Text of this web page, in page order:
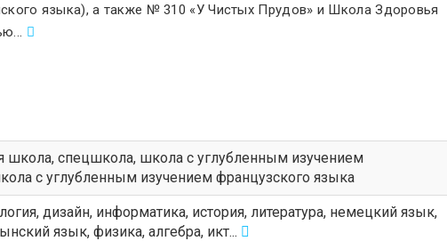
языка), а также № 310 «У Чистых Прудов» и Школа Здоровья
...
школа, спецшкола, школа с углубленным изучением
с углубленным изучением французского языка
дизайн, информатика, история, литература, немецкий язык,
язык, физика, алгебра, икт...